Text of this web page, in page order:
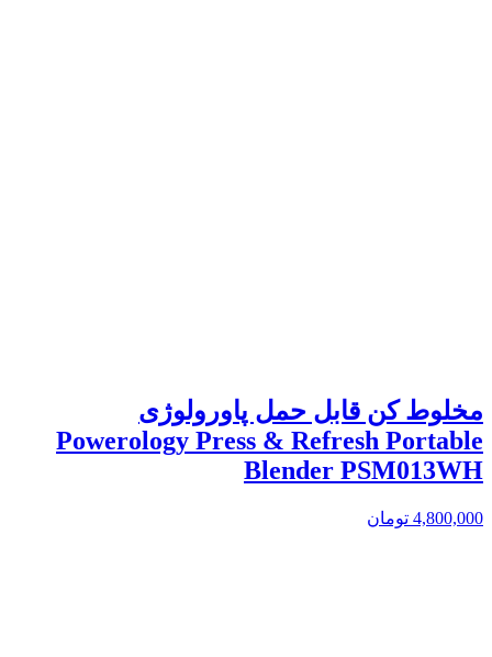
مخلوط کن قابل حمل پاورولوژی
Powerology Press & Refresh Portable
Blender PSM013WH
4,800,000 تومان